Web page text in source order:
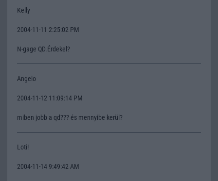
Kelly
2004-11-11 2:25:02 PM
N-gage QD.Érdekel?
Angelo
2004-11-12 11:09:14 PM
miben jobb a qd??? és mennyibe kerül?
Loti!
2004-11-14 9:49:42 AM